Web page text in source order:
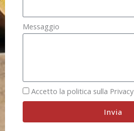
Messaggio
Accetto la politica sulla Privacy
Invia